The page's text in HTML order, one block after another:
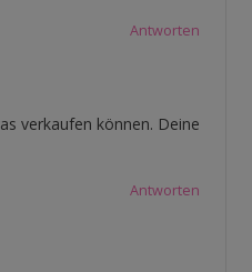
Antworten
verkaufen können. Deine
Antworten